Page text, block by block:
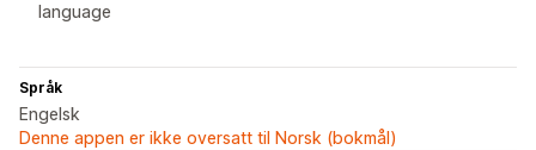
language
Språk
Engelsk
Denne appen er ikke oversatt til Norsk (bokmål)